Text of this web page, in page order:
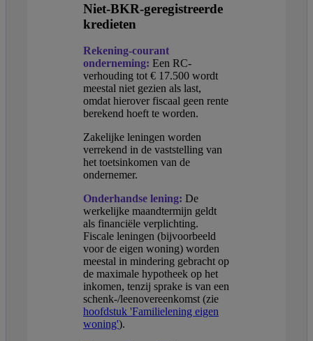
Niet-BKR-geregistreerde
kredieten
Rekening-courant
onderneming: Een RC-
verhouding tot € 17.500 wordt
meestal niet gezien als last,
omdat hierover fiscaal geen rente
berekend hoeft te worden.
Zakelijke leningen worden
verrekend in de vaststelling van
het toetsinkomen van de
ondernemer.
Onderhandse lening: De
werkelijke maandtermijn geldt
als financiële verplichting.
Fiscale leningen (bijvoorbeeld
voor de eigen woning) worden
meestal in mindering gebracht op
de maximale hypotheek op het
inkomen, tenzij sprake is van een
schenk-/leenovereenkomst (zie
hoofdstuk 'Familielening eigen
woning').